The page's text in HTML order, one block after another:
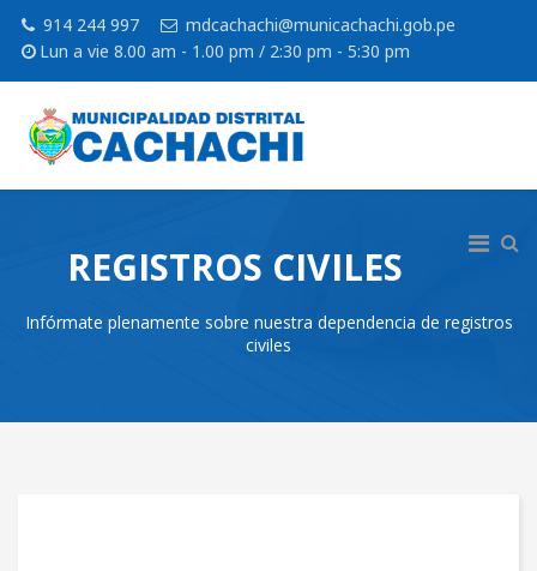
914 244 997
mdcachachi@municachachi.gob.pe
Lun a vie 8.00 am - 1.00 pm / 2:30 pm - 5:30 pm
REGISTROS CIVILES
Infórmate plenamente sobre nuestra dependencia de registros
civiles